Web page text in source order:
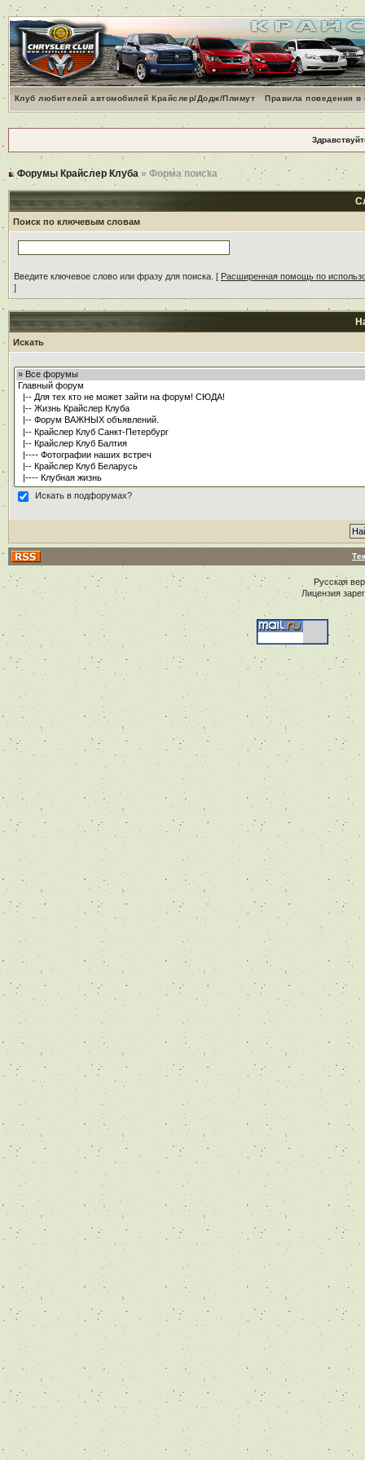
Клуб любителей автомобилей Крайслер/Додж/Плимут Правила поведения
Форумы Крайслер Клуба » Форма поиска
Поиск по ключевым словам
Введите ключевое слово или фразу для поиска. [ Расширенная помощь по
]
Искать
Искать в подфорумах?
Русская
Лицензия